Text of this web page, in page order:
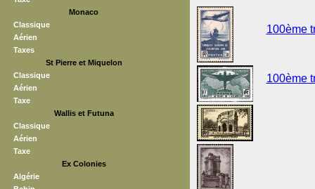
Monaco
Classique
Aérien
Taxes
St Pierre et Miquelon
Classique
Aérien
Taxe
Wallis et Futuna
Classique
Aérien
Taxe
Ex Colonies
Algérie
100ème
100ème